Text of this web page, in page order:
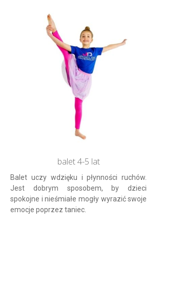
balet 4-5 lat
Balet uczy wdzięku i płynności ruchów.
Jest dobrym sposobem, by dzieci
spokojne i nieśmiałe mogły wyrazić swoje
emocje poprzez taniec.